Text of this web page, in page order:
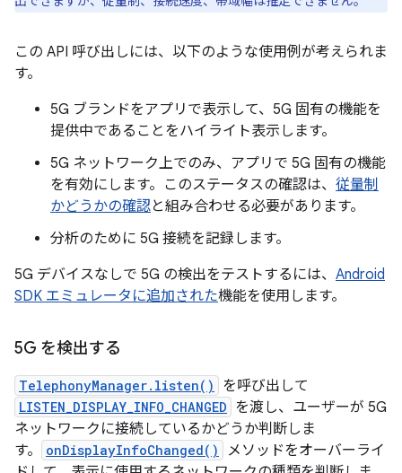
この API 呼び出しには、以下のような使用例が考えられま
す。
5G ブランドをアプリで表示して、5G 固有の機能を
提供中であることをハイライト表示します。
5G ネットワーク上でのみ、アプリで 5G 固有の機能
を有効にします。このステータスの確認は、 従量制
かどうかの確認と組み合わせる必要があります。
分析のために 5G 接続を記録します。
5G デバイスなしで 5G の検出をテストするには、 Android
SDK エミュレータに追加された機能を使用します。
5G を検出する
TelephonyManager.listen() を呼び出して
LISTEN_DISPLAY_INFO_CHANGED を渡し、ユーザーが 5G
ネットワークに接続しているかどうか判断しま
す。
onDisplayInfoChanged()
メソッドをオーバーライ